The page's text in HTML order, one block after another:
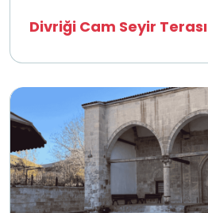
Divriği Cam Seyir Terası